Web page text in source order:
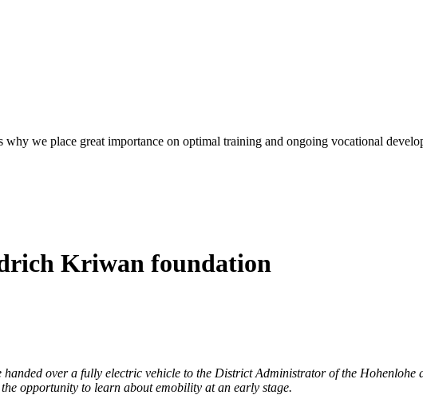
we place great importance on optimal training and ongoing vocational
Kriwan foundation
over a fully electric vehicle to the District Administrator of the Hohenlohe
opportunity to learn about emobility at an early stage.